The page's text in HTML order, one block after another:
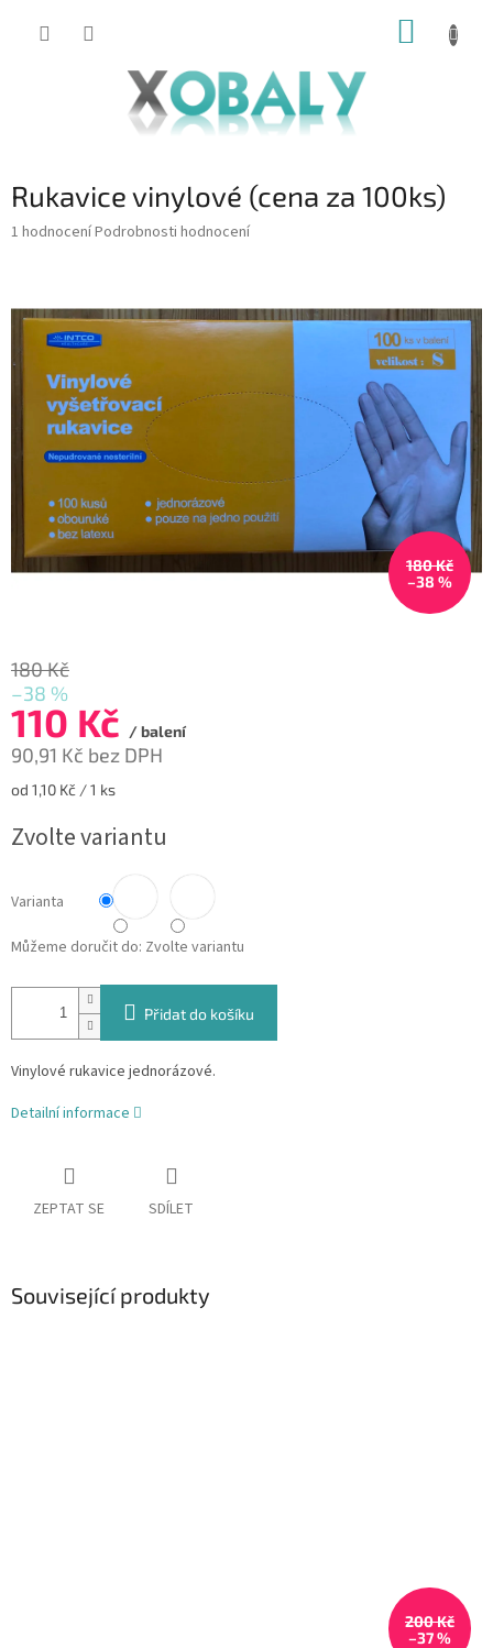
KOŠÍK
Rukavice vinylové (cena za 100ks)
Průměrné
5,0
5
hvězdiček.
1 hodnoceníPodrobnosti hodnocení
180 Kč
–38 %
180 Kč
–38 %
110 Kč / balení
90,91 Kč bez DPH
Měrná
od 1,10 Kč / 1 ks
Zvolte variantu
Varianta
Můžeme doručit do: Zvolte variantu
Přidat do košíku
Vinylové rukavice jednorázové.
Detailní informace
ZEPTAT SE SDÍLET
Související produkty
200 Kč
–37 %